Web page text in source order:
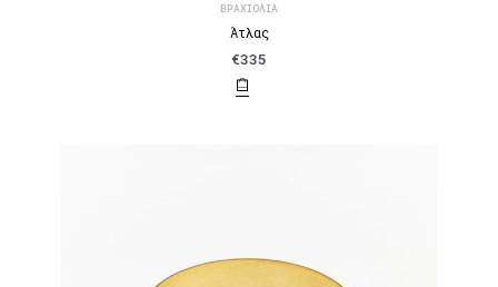
ΒΡΑΧΙΌΛΙΑ
Άτλας
€335